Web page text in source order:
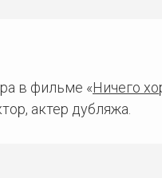
в фильме «Ничего
актер дубляжа.